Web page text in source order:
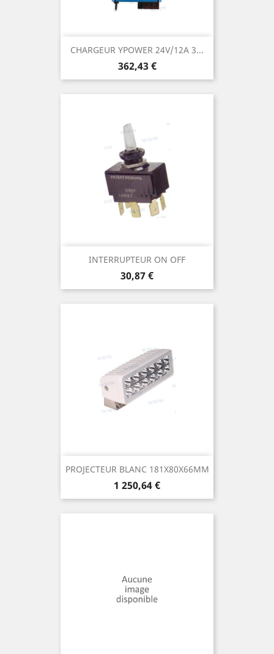
CHARGEUR YPOWER 24V/12A 3...
Prix
362,43 €
INTERRUPTEUR ON OFF
Prix
30,87 €
PROJECTEUR BLANC 181X80X66MM
Prix
1 250,64 €